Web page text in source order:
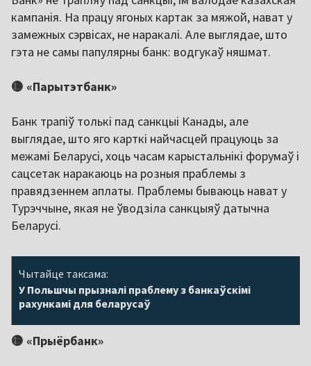
кампанія. На працу ягоных картак за мяжой, нават у
замежных сэрвісах, не наракалі. Але выглядае, што
гэта не самы папулярны банк: водгукаў няшмат.
🟡 «Парытэтбанк»
Банк трапіў толькі пад санкцыі Канады, але
выглядае, што яго карткі найчасцей працуюць за
межамі Беларусі, хоць часам карыстальнікі форумаў і
сацсетак наракаюць на розныя праблемы з
правядзеннем аплаты. Праблемы бываюць нават у
Турэччыне, якая не ўводзіла санкцыяў датычна
Беларусі.
Чытайце таксама:
У Польшчы прызналі праблему з банкаўскімі
рахункамі для беларусаў
🟡 «Прыёрбанк»